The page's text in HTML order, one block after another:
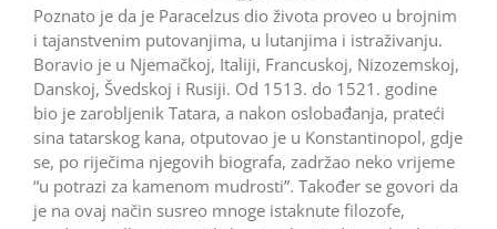
Poznato je da je Paracelzus dio života proveo u brojnim
i tajanstvenim putovanjima, u lutanjima i istraživanju.
Boravio je u Njemačkoj, Italiji, Francuskoj, Nizozemskoj,
Danskoj, Švedskoj i Rusiji. Od 1513. do 1521. godine
bio je zarobljenik Tatara, a nakon oslobađanja, prateći
sina tatarskog kana, otputovao je u Konstantinopol, gdje
se, po riječima njegovih biografa, zadržao neko vrijeme
“u potrazi za kamenom mudrosti”. Također se govori da
je na ovaj način susreo mnoge istaknute filozofe,